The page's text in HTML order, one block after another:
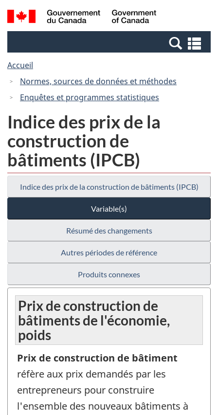
Passer
au
Passer
à
Canada
Recherche
et
et
Accueil
Normes, sources de données et méthodes
Enquêtes et programmes statistiques
Indice des prix de la
construction de
bâtiments (IPCB)
Indice des prix de la construction de bâtiments (IPCB)
Variable(s)
Résumé des changements
Autres périodes de référence
Produits connexes
Prix de construction de
bâtiments de l'économie,
poids
Prix de construction de bâtiment
réfère aux prix demandés par les
entrepreneurs pour construire
l'ensemble des nouveaux bâtiments à